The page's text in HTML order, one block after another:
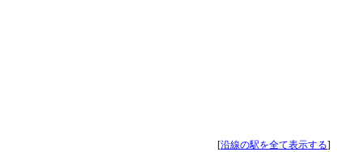
[沿線の駅を全て表示する]